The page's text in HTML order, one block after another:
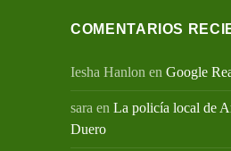
COMENTARIOS
Iesha Hanlon enGoogle
sara enLa policía local de
Duero